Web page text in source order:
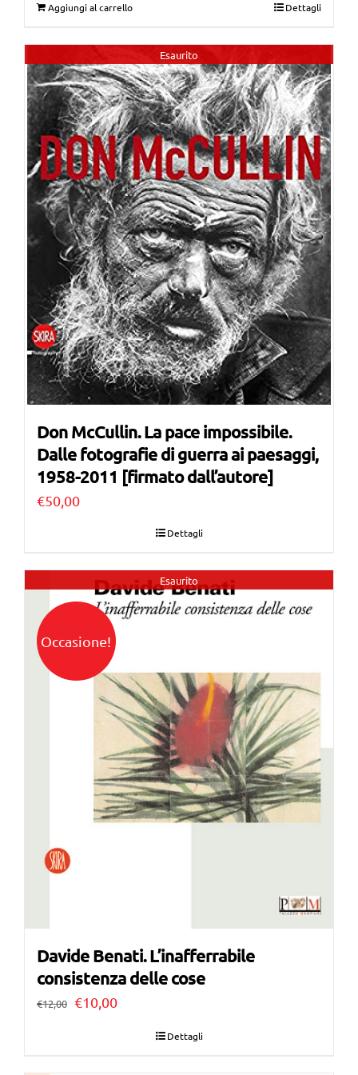
era:
€69,00.
è:
€60,00.
Aggiungi al carrello Dettagli
Esaurito
Don McCullin. La pace impossibile.
Dalle fotografie di guerra ai paesaggi,
1958-2011 [firmato dall’autore]
€50,00
Dettagli
Esaurito
Occasione!
Davide Benati. L’inafferrabile
consistenza delle cose
€12,00 Il
€10,00Il
Dettagli